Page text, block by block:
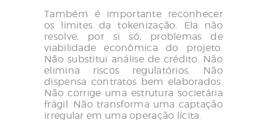
Também é importante reconhecer
os limites da tokenização. Ela não
resolve, por si só, problemas de
viabilidade econômica do projeto.
Não substitui análise de crédito. Não
elimina riscos regulatórios. Não
dispensa contratos bem elaborados.
Não corrige uma estrutura societária
frágil. Não transforma uma captação
irregular em uma operação lícita.